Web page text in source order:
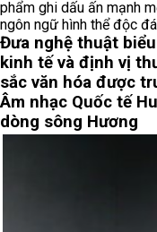
phẩm ghi dấu ấn mạnh
ngôn ngữ hình thể độc
Đưa nghệ thuật
kinh tế và định vị
sắc văn hóa được
Âm nhạc Quốc tế
dòng sông Hương